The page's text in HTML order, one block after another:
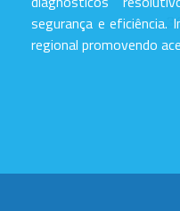
segurança e eficiência.
regional promovendo